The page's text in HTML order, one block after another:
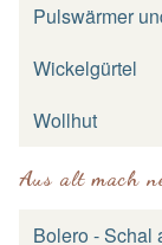
Pulswärmer
Wickelgürtel
Wollhut
Aus alt mach
Bolero - Schal